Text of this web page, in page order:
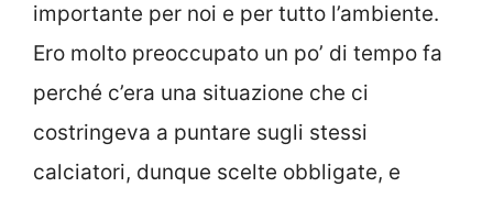
importante per noi e per tutto l’ambiente.
Ero molto preoccupato un po’ di tempo fa
perché c’era una situazione che ci
costringeva a puntare sugli stessi
calciatori, dunque scelte obbligate, e